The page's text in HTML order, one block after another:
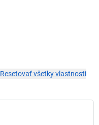
Resetovať všetky vlastnosti